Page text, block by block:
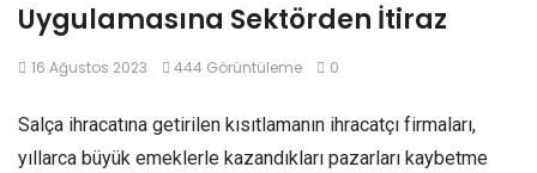
Uygulamasına Sektörden İtiraz
16 Ağustos 2023 444 Görüntüleme 0
Salça ihracatına getirilen kısıtlamanın ihracatçı firmaları,
yıllarca büyük emeklerle kazandıkları pazarları kaybetme